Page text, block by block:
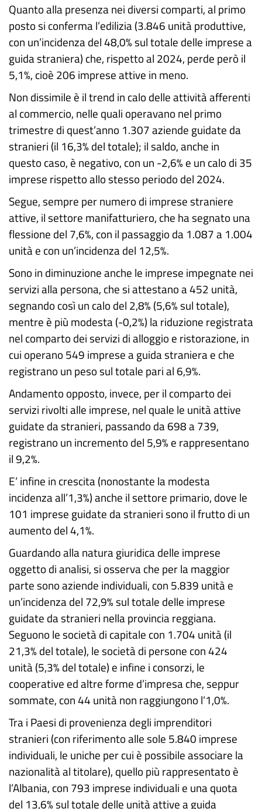
Quanto alla presenza nei diversi comparti, al primo
posto si conferma l’edilizia (3.846 unità produttive,
con un’incidenza del 48,0% sul totale delle imprese a
guida straniera) che, rispetto al 2024, perde però il
5,1%, cioè 206 imprese attive in meno.
Non dissimile è il trend in calo delle attività afferenti
al commercio, nelle quali operavano nel primo
trimestre di quest’anno 1.307 aziende guidate da
stranieri (il 16,3% del totale); il saldo, anche in
questo caso, è negativo, con un -2,6% e un calo di 35
imprese rispetto allo stesso periodo del 2024.
Segue, sempre per numero di imprese straniere
attive, il settore manifatturiero, che ha segnato una
flessione del 7,6%, con il passaggio da 1.087 a 1.004
unità e con un’incidenza del 12,5%.
Sono in diminuzione anche le imprese impegnate nei
servizi alla persona, che si attestano a 452 unità,
segnando così un calo del 2,8% (5,6% sul totale),
mentre è più modesta (-0,2%) la riduzione registrata
nel comparto dei servizi di alloggio e ristorazione, in
cui operano 549 imprese a guida straniera e che
registrano un peso sul totale pari al 6,9%.
Andamento opposto, invece, per il comparto dei
servizi rivolti alle imprese, nel quale le unità attive
guidate da stranieri, passando da 698 a 739,
registrano un incremento del 5,9% e rappresentano
il 9,2%.
E’ infine in crescita (nonostante la modesta
incidenza all’1,3%) anche il settore primario, dove le
101 imprese guidate da stranieri sono il frutto di un
aumento del 4,1%.
Guardando alla natura giuridica delle imprese
oggetto di analisi, si osserva che per la maggior
parte sono aziende individuali, con 5.839 unità e
un’incidenza del 72,9% sul totale delle imprese
guidate da stranieri nella provincia reggiana.
Seguono le società di capitale con 1.704 unità (il
21,3% del totale), le società di persone con 424
unità (5,3% del totale) e infine i consorzi, le
cooperative ed altre forme d’impresa che, seppur
sommate, con 44 unità non raggiungono l’1,0%.
Tra i Paesi di provenienza degli imprenditori
stranieri (con riferimento alle sole 5.840 imprese
individuali, le uniche per cui è possibile associare la
nazionalità al titolare), quello più rappresentato è
l’Albania, con 793 imprese individuali e una quota
del 13,6% sul totale delle unità attive a guida